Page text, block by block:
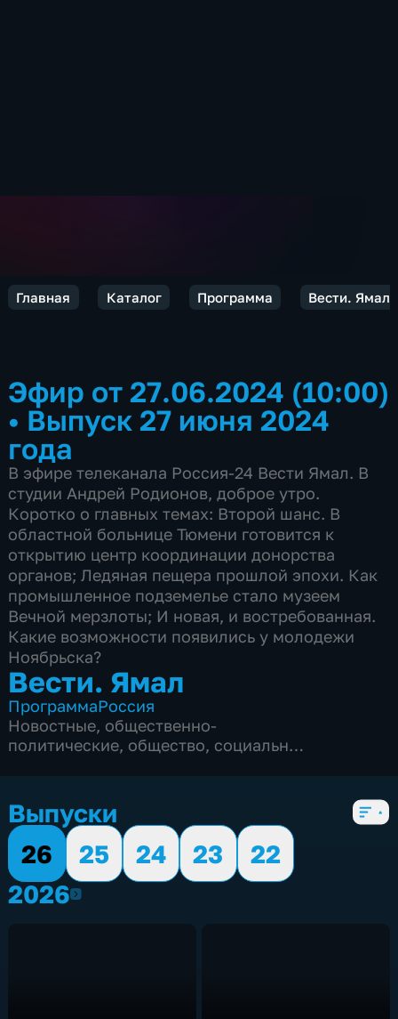
Главная Каталог Программа Вести. Ямал
Эфир от 27.06.2024 (10:00)
• Выпуск 27 июня 2024
года
В эфире телеканала Россия-24 Вести Ямал. В
студии Андрей Родионов, доброе утро.
Коротко о главных темах: Второй шанс. В
областной больнице Тюмени готовится к
открытию центр координации донорства
органов; Ледяная пещера прошлой эпохи. Как
промышленное подземелье стало музеем
Вечной мерзлоты; И новая, и востребованная.
Какие возможности появились у молодежи
Ноябрьска?
Вести. Ямал
ПрограммаРоссия
Новостные, общественно-
политические, общество, социально-
Выпуски
26
25 24 23
22
20262026